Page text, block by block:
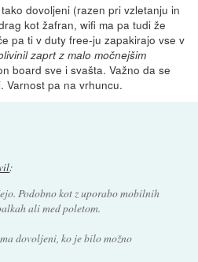
dovoljeni (razen pri vzletanju in
kot žafran, wifi ma pa tudi že
pa ti v duty free-ju zapakirajo vse v
zaprt z malo močnejšim
board sve i svašta. Važno da se
Varnost pa na vrhuncu.
:
Podobno kot z uporabo mobilnih
ali med poletom.
dovoljeni, ko je bilo možno